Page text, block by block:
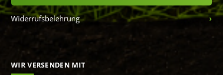
Widerrufsbelehrung
WIR VERSENDEN MIT